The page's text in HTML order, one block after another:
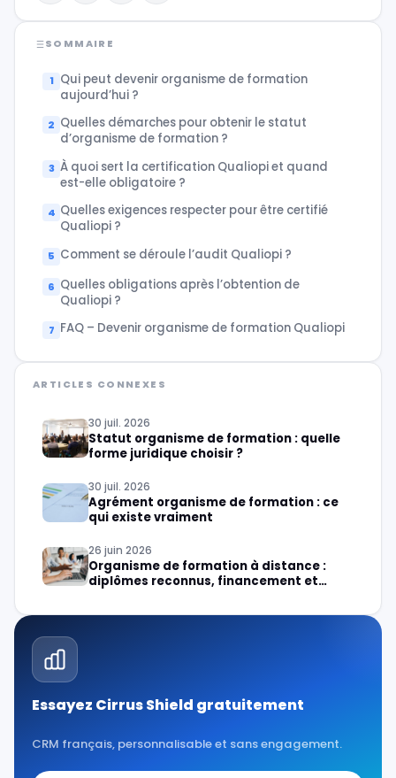
SOMMAIRE
Qui peut devenir organisme de formation
aujourd’hui ?
Quelles démarches pour obtenir le statut
d’organisme de formation ?
À quoi sert la certification Qualiopi et quand
est-elle obligatoire ?
Quelles exigences respecter pour être certifié
Qualiopi ?
Comment se déroule l’audit Qualiopi ?
Quelles obligations après l’obtention de
Qualiopi ?
FAQ – Devenir organisme de formation Qualiopi
ARTICLES CONNEXES
30 juil. 2026
Statut organisme de formation : quelle
forme juridique choisir ?
30 juil. 2026
Agrément organisme de formation : ce
qui existe vraiment
26 juin 2026
Organisme de formation à distance :
diplômes reconnus, financement et
Essayez Cirrus Shield gratuitement
CRM français, personnalisable et sans engagement.